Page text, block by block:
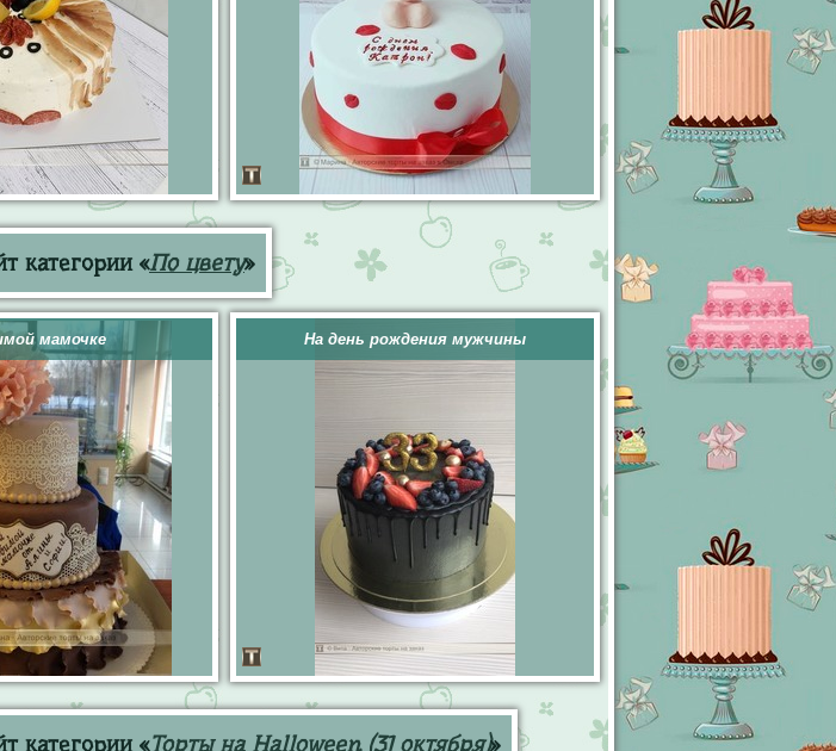
категории «По цвету»
мамочке На день рождения мужчины
категории «Торты на Halloween (31 октября)»